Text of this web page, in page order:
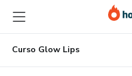
para
o
conteúdo
principal
para
o
pagamento
para
o
rodapé
Curso Glow Lips